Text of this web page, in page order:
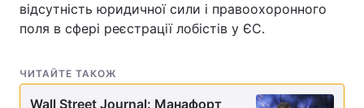
відсутність юридичної сили і правоохоронного
поля в сфері реєстрації лобістів у ЄС.
ЧИТАЙТЕ ТАКОЖ
Wall Street Journal: Манафорт